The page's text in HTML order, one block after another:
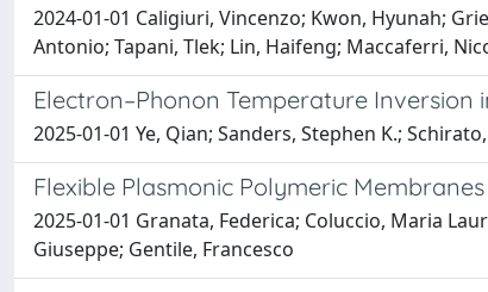
2024-01-01 Caligiuri, Vincenzo; Kwon, Hyunah;
Antonio; Tapani, Tlek; Lin, Haifeng; Maccaferri,
Electron–Phonon Temperature
2025-01-01 Ye, Qian; Sanders, Stephen K.;
Flexible Plasmonic Polymeric
2025-01-01 Granata, Federica; Coluccio, Maria
Giuseppe; Gentile, Francesco